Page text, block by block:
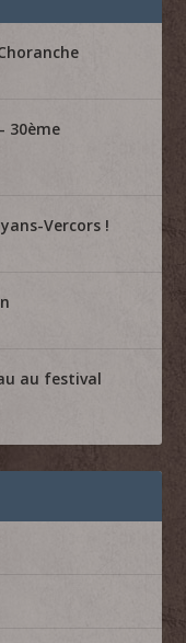
30ème
Vercors !
au festival